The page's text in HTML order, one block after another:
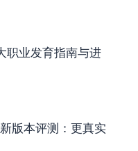
职业发育指南与进
版本评测：更真实